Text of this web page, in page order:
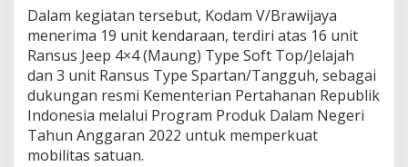
a
l
K
o
d
a
m
V
Dalam kegiatan tersebut, Kodam V/Brawijaya
menerima 19 unit kendaraan, terdiri atas 16 unit
Ransus Jeep 4×4 (Maung) Type Soft Top/Jelajah
dan 3 unit Ransus Type Spartan/Tangguh, sebagai
dukungan resmi Kementerian Pertahanan Republik
Indonesia melalui Program Produk Dalam Negeri
Tahun Anggaran 2022 untuk memperkuat
mobilitas satuan.